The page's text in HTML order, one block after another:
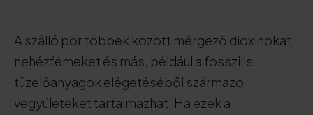
A szálló por többek között mérgező dioxinokat,
nehézfémeket és más, például a fosszilis
tüzelőanyagok elégetéséből származó
vegyületeket tartalmazhat. Ha ezek a